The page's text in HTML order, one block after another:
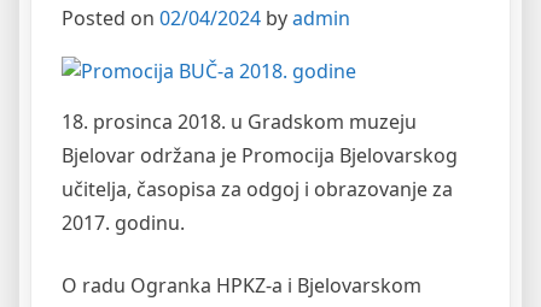
Posted on 02/04/2024 byadmin
18. prosinca 2018. u Gradskom muzeju
Bjelovar održana je Promocija Bjelovarskog
učitelja, časopisa za odgoj i obrazovanje za
2017. godinu.
O radu Ogranka HPKZ-a i Bjelovarskom